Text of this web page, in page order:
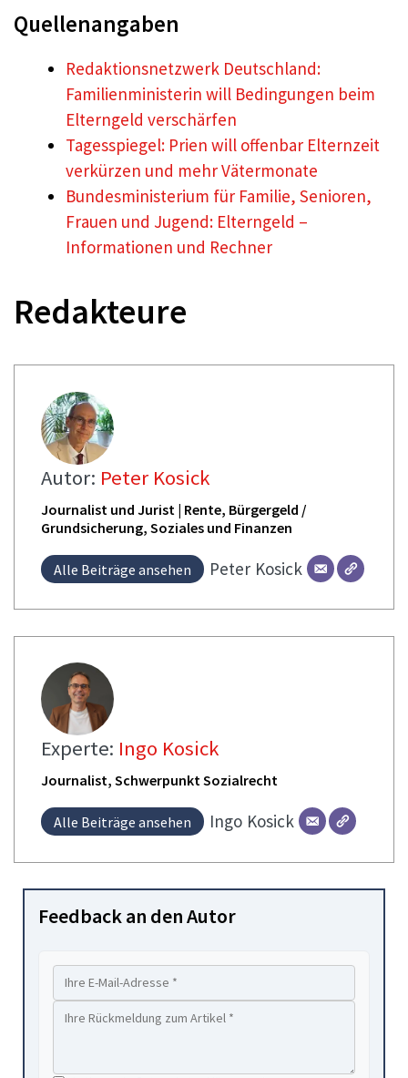
Quellenangaben
Redaktionsnetzwerk Deutschland:
Familienministerin will Bedingungen beim
Elterngeld verschärfen
Tagesspiegel: Prien will offenbar Elternzeit
verkürzen und mehr Vätermonate
Bundesministerium für Familie, Senioren,
Frauen und Jugend: Elterngeld –
Informationen und Rechner
Redakteure
Autor: Peter Kosick
Journalist und Jurist | Rente, Bürgergeld /
Grundsicherung, Soziales und Finanzen
Alle Beiträge ansehen Peter Kosick
Experte: Ingo Kosick
Journalist, Schwerpunkt Sozialrecht
Alle Beiträge ansehen Ingo Kosick
Feedback an den Autor